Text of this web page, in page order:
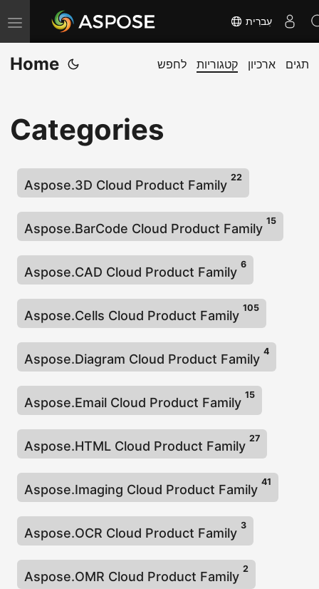
T
o
g
e
n
a
o
n
עִברִית
Home לחפש קטגוריות ארכיון תגים
Categories
Aspose.3D Cloud Product Family
22
Aspose.BarCode Cloud Product Family
15
Aspose.CAD Cloud Product Family
6
Aspose.Cells Cloud Product Family
105
Aspose.Diagram Cloud Product Family
4
Aspose.Email Cloud Product Family
15
Aspose.HTML Cloud Product Family
27
Aspose.Imaging Cloud Product Family
41
Aspose.OCR Cloud Product Family
3
Aspose.OMR Cloud Product Family
2